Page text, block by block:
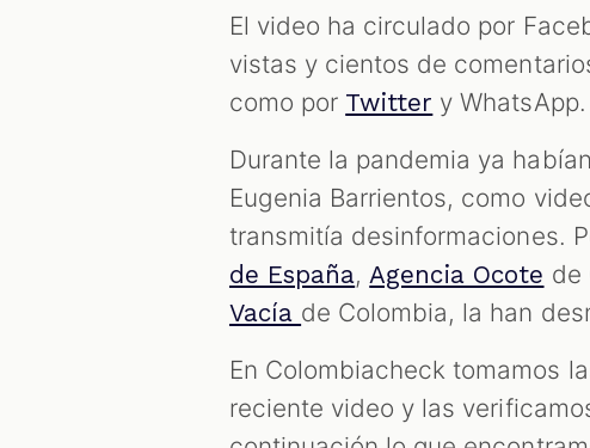
El video ha circulado por
vistas y cientos de
como por Twitter y WhatsApp.
Durante la pandemia ya
Eugenia Barrientos, como
transmitía desinformaciones.
de España, Agencia Ocote de
Vacía de Colombia, la han
En Colombiacheck tomamos
reciente video y las